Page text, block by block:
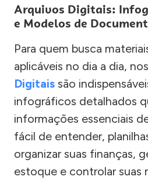
Arquivos Digitais:
e Modelos de
Para quem busca
aplicáveis no dia a dia,
Digitais são
infográficos detalhados
informações essenciais
fácil de entender,
organizar suas finanças,
estoque e controlar suas